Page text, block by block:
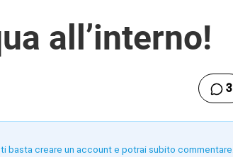
all’interno!
3
basta creare un account e potrai subito commentare.